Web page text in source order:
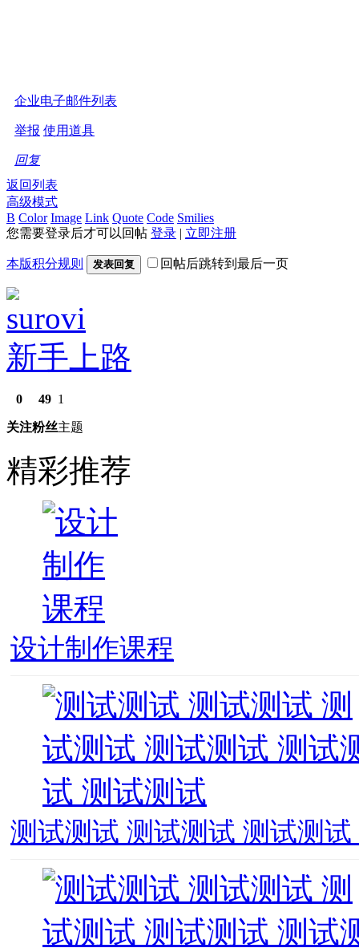
企业电子邮件列表
举报 使用道具
回复
返回列表
高级模式
B Color Image Link Quote Code Smilies
您需要登录后才可以回帖 登录 | 立即注册
本版积分规则 发表回复 回帖后跳转到最后一页
surovi
新手上路
0
关注
49
粉丝
1
主题
精彩推荐
设计制作课程
测试测试 测试测试 测试测